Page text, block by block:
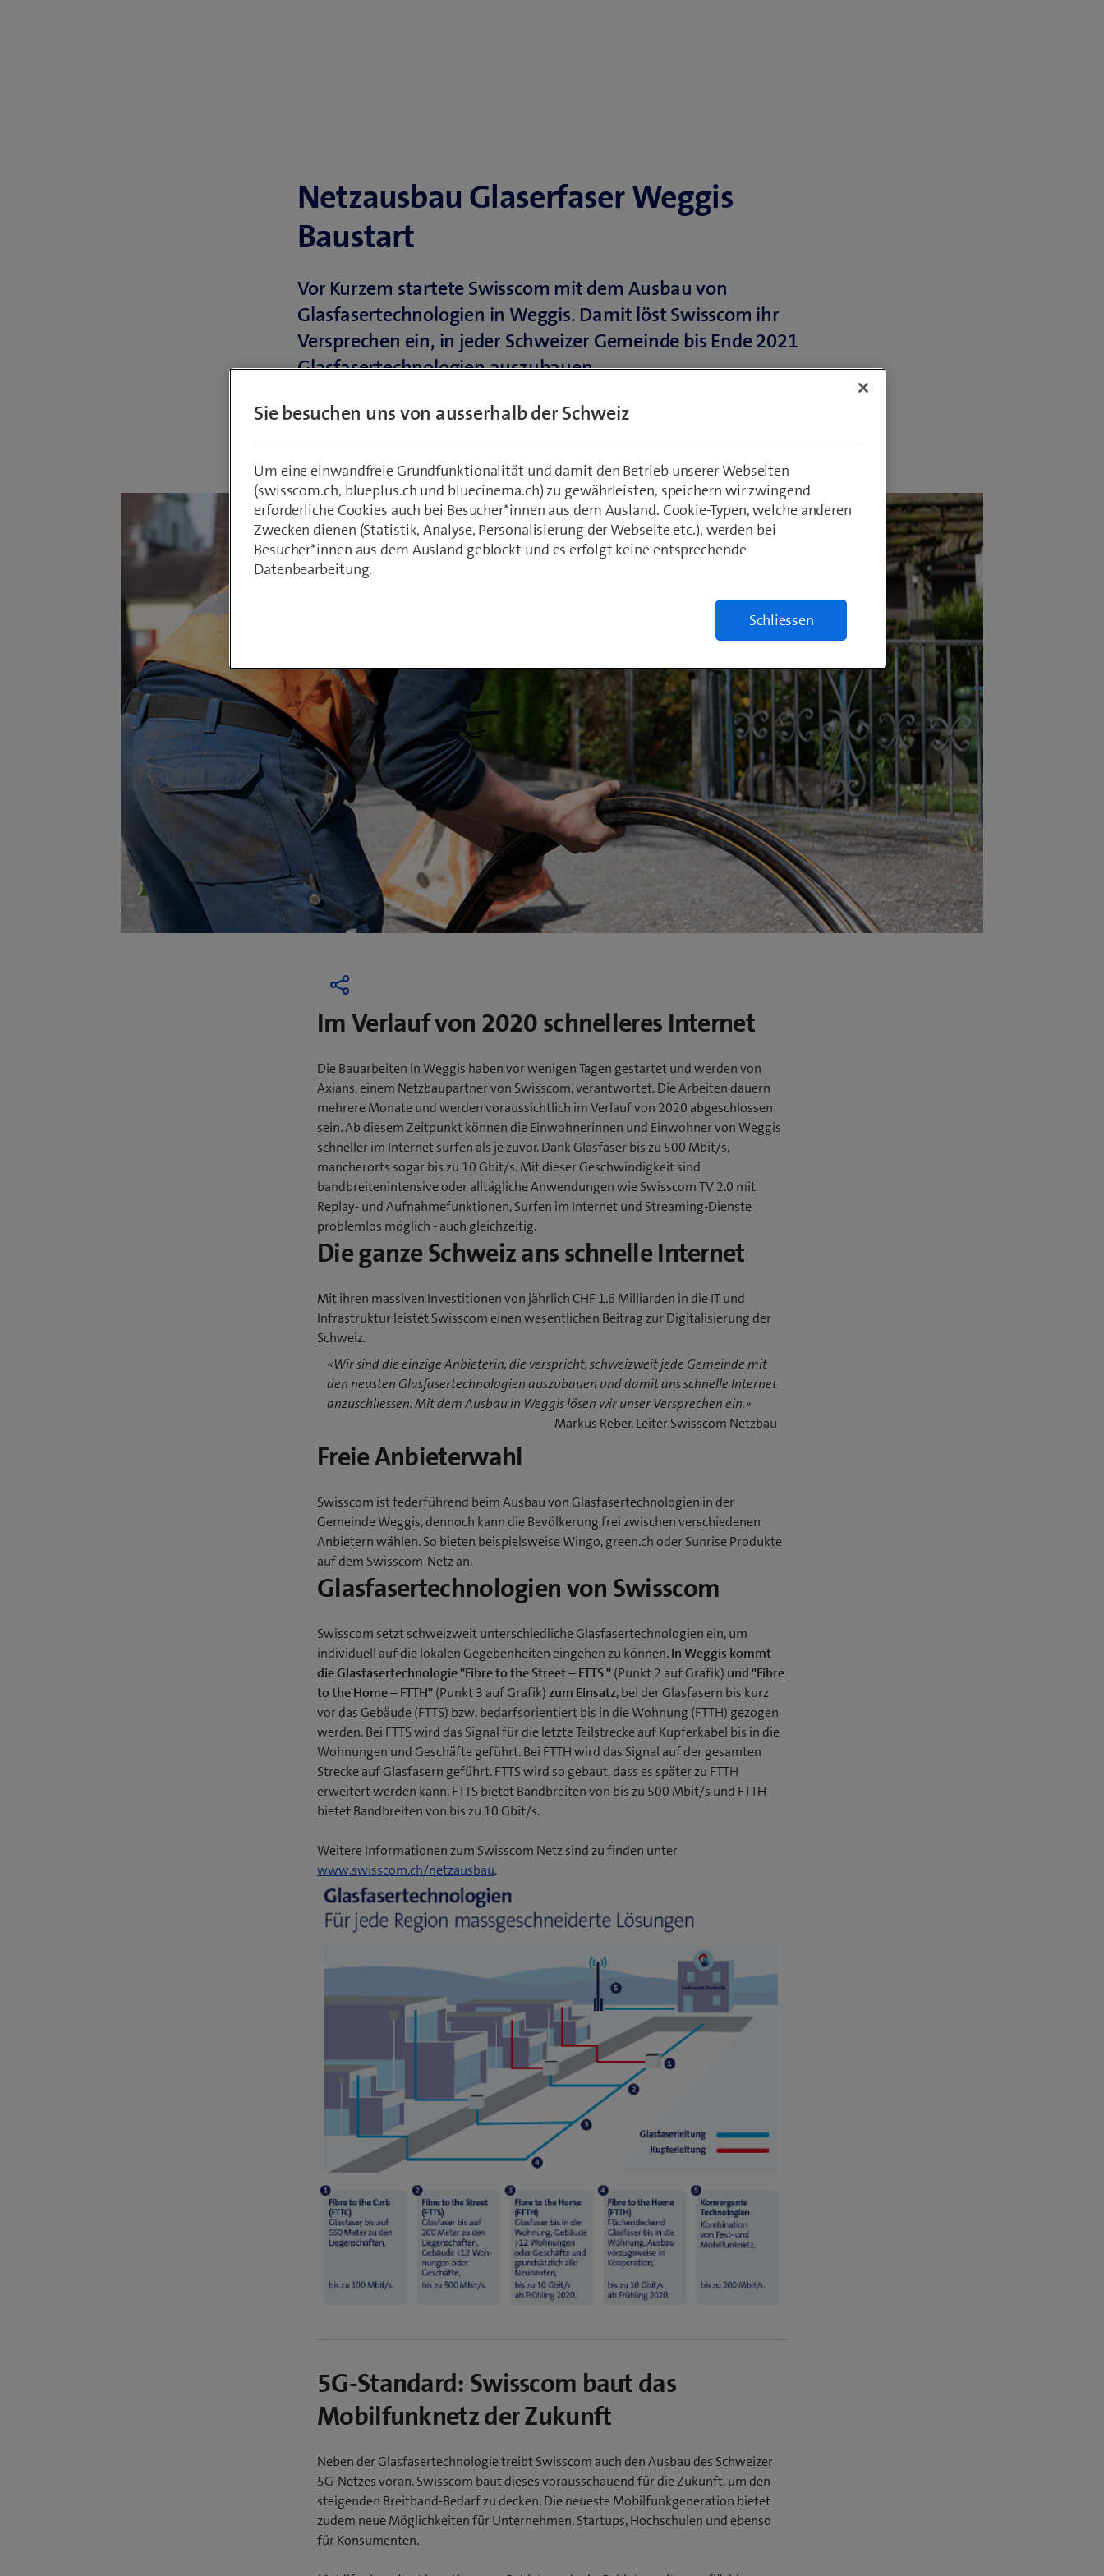
Netzausbau Glaserfaser Weggis
Baustart
Vor Kurzem startete Swisscom mit dem Ausbau von
Glasfasertechnologien in Weggis. Damit löst Swisscom ihr
Versprechen ein, in jeder Schweizer Gemeinde bis Ende 2021
Glasfasertechnologien auszubauen.
Im Verlauf von 2020 schnelleres Internet
Die Bauarbeiten in Weggis haben vor wenigen Tagen gestartet und werden von
Axians, einem Netzbaupartner von Swisscom, verantwortet. Die Arbeiten dauern
mehrere Monate und werden voraussichtlich im Verlauf von 2020 abgeschlossen
sein. Ab diesem Zeitpunkt können die Einwohnerinnen und Einwohner von Weggis
schneller im Internet surfen als je zuvor. Dank Glasfaser bis zu 500 Mbit/s,
mancherorts sogar bis zu 10 Gbit/s. Mit dieser Geschwindigkeit sind
bandbreitenintensive oder alltägliche Anwendungen wie Swisscom TV 2.0 mit
Replay- und Aufnahmefunktionen, Surfen im Internet und Streaming-Dienste
problemlos möglich - auch gleichzeitig.
Die ganze Schweiz ans schnelle Internet
Mit ihren massiven Investitionen von jährlich CHF 1.6 Milliarden in die IT und
Infrastruktur leistet Swisscom einen wesentlichen Beitrag zur Digitalisierung der
Schweiz.
«Wir sind die einzige Anbieterin, die verspricht, schweizweit jede Gemeinde mit
den neusten Glasfasertechnologien auszubauen und damit ans schnelle Internet
anzuschliessen. Mit dem Ausbau in Weggis lösen wir unser Versprechen ein.»
Markus Reber, Leiter Swisscom Netzbau
Freie Anbieterwahl
Swisscom ist federführend beim Ausbau von Glasfasertechnologien in der
Gemeinde Weggis, dennoch kann die Bevölkerung frei zwischen verschiedenen
Anbietern wählen. So bieten beispielsweise Wingo, green.ch oder Sunrise Produkte
auf dem Swisscom-Netz an.
Glasfasertechnologien von Swisscom
Swisscom setzt schweizweit unterschiedliche Glasfasertechnologien ein, um
individuell auf die lokalen Gegebenheiten eingehen zu können.In Weggis kommt
die Glasfasertechnologie "Fibre to the Street – FTTS "(Punkt 2 auf Grafik) und "Fibre
to the Home – FTTH"(Punkt 3 auf Grafik)zum Einsatz, bei der Glasfasern bis kurz
vor das Gebäude (FTTS) bzw. bedarfsorientiert bis in die Wohnung (FTTH) gezogen
werden. Bei FTTS wird das Signal für die letzte Teilstrecke auf Kupferkabel bis in die
Wohnungen und Geschäfte geführt. Bei FTTH wird das Signal auf der gesamten
Strecke auf Glasfasern geführt. FTTS wird so gebaut, dass es später zu FTTH
erweitert werden kann. FTTS bietet Bandbreiten von bis zu 500 Mbit/s und FTTH
bietet Bandbreiten von bis zu 10 Gbit/s.
Weitere Informationen zum Swisscom Netz sind zu finden unter
www.swisscom.ch/netzausbau.
5G-Standard: Swisscom baut das
Mobilfunknetz der Zukunft
Neben der Glasfasertechnologie treibt Swisscom auch den Ausbau des Schweizer
5G-Netzes voran. Swisscom baut dieses vorausschauend für die Zukunft, um den
steigenden Breitband-Bedarf zu decken. Die neueste Mobilfunkgeneration bietet
zudem neue Möglichkeiten für Unternehmen, Startups, Hochschulen und ebenso
für Konsumenten.
Sie besuchen uns von ausserhalb der Schweiz
Um eine einwandfreie Grundfunktionalität und damit den Betrieb unserer Webseiten
(swisscom.ch, blueplus.ch und bluecinema.ch) zu gewährleisten, speichern wir zwingend
erforderliche Cookies auch bei Besucher*innen aus dem Ausland. Cookie-Typen, welche anderen
Zwecken dienen (Statistik, Analyse, Personalisierung der Webseite etc.), werden bei
Besucher*innen aus dem Ausland geblockt und es erfolgt keine entsprechende
Datenbearbeitung.
Schliessen